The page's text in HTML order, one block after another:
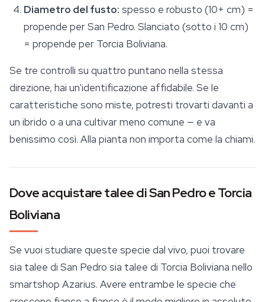
Diametro del fusto: spesso e robusto (10+ cm) =
propende per San Pedro. Slanciato (sotto i 10 cm)
= propende per Torcia Boliviana.
Se tre controlli su quattro puntano nella stessa
direzione, hai un'identificazione affidabile. Se le
caratteristiche sono miste, potresti trovarti davanti a
un ibrido o a una cultivar meno comune — e va
benissimo così. Alla pianta non importa come la chiami.
Dove acquistare talee di San Pedro e Torcia
Boliviana
Se vuoi studiare queste specie dal vivo, puoi trovare
sia talee di San Pedro sia talee di Torcia Boliviana nello
smartshop Azarius. Avere entrambe le specie che